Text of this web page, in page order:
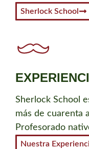
Sherlock School
Sherlock School
más de cuarenta
Profesorado
Nuestra